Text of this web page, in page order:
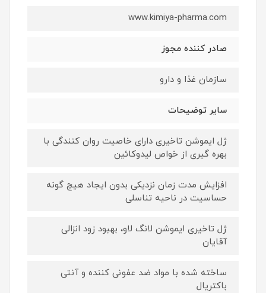
www.kimiya-pharma.com
صادر کننده مجوز
سازمان غذا و دارو
سایر توضیحات
ژل ایموشن تاخیری دارای خاصیت روان کنندگی با
بهره گیری از خواص لیدوکائین
افزایش مدت زمان نزدیکی بدون ایجاد هیچ گونه
حساسیت در ناحیه تناسلی
ژل تاخیری ایموشن لانگ لاو، بهبود زود انزالی
آقایان
ساخته شده با مواد ضد عفونی کننده و آنتی
باکتریال